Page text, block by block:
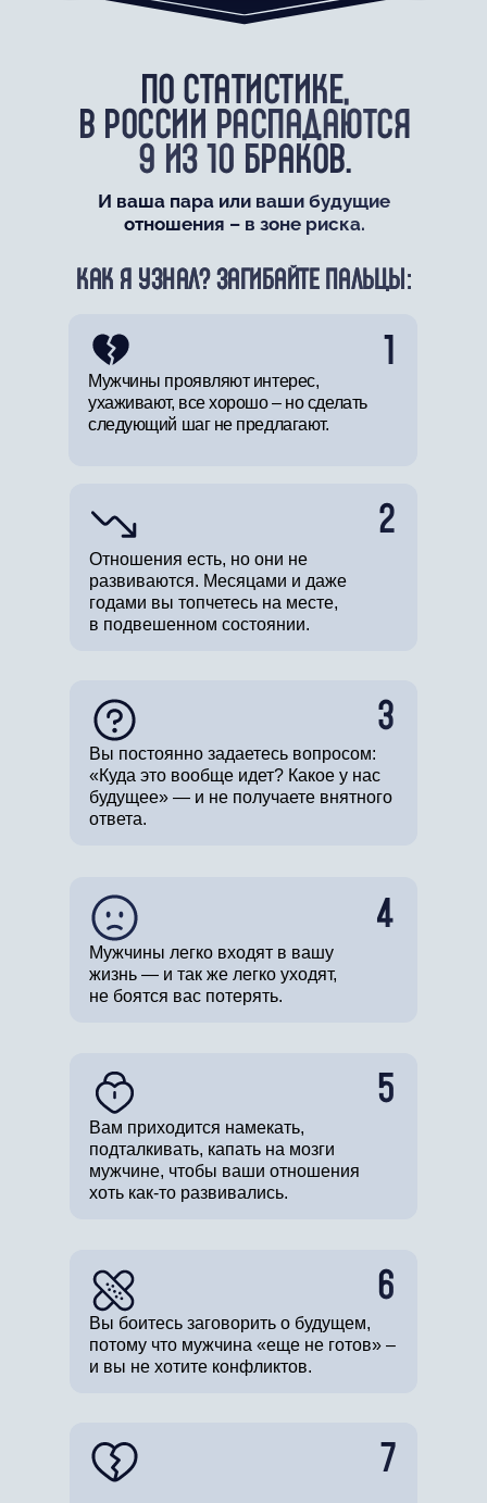
ПО СТАТИСТИКЕ,
В РОССИИ РАСПАДАЮТСЯ
9 ИЗ 10 БРАКОВ.
И ваша пара или ваши будущие
отношения – в зоне риска.
2
Отношения есть, но они не
развиваются. Месяцами и даже
годами вы топчетесь на месте,
в подвешенном состоянии.
3
Вы постоянно задаетесь вопросом:
«Куда это вообще идет? Какое у нас
будущее» — и не получаете внятного
ответа.
1
Мужчины проявляют интерес,
ухаживают, все хорошо – но сделать
следующий шаг не предлагают.
5
Вам приходится намекать,
подталкивать, капать на мозги
мужчине, чтобы ваши отношения
хоть как-то развивались.
6
Вы боитесь заговорить о будущем,
потому что мужчина «еще не готов» –
и вы не хотите конфликтов.
7
4
Мужчины легко входят в вашу
жизнь — и так же легко уходят,
не боятся вас потерять.
1
КАК Я УЗНАЛ? ЗАГИБАЙТЕ ПАЛЬЦЫ: